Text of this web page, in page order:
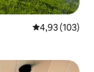
საშუალო
4,93 (103)